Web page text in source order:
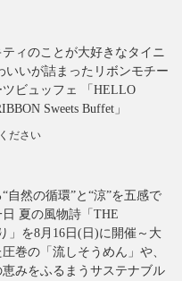
ィのことが大好きなタイニ
いいが詰まったリボンモチー
ビュッフェ 「HELLO
Sweets Buffet」
ださい
自然の循環”と“涼”を五感で
夏の風物詩「THE
」を8月16日(日)に開催～大
巻の「流しそうめん」や、
みをふるまうサステナブル